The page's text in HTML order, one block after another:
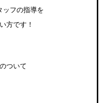
ッフの指導を
方です！
ついて